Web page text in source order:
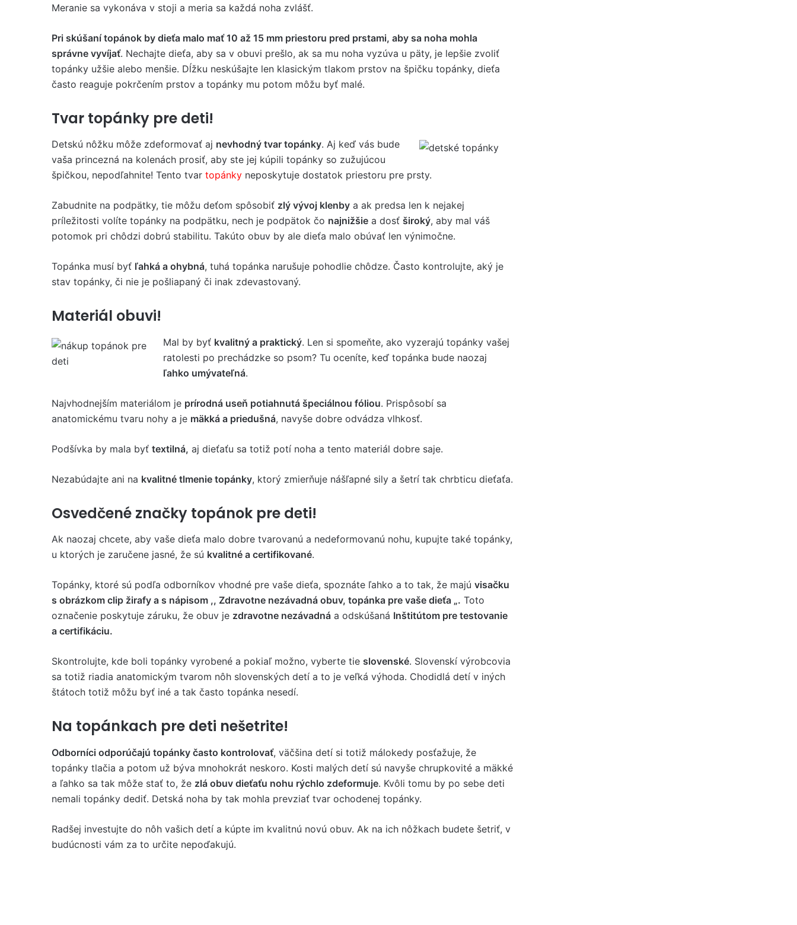
Meranie sa vykonáva v stoji a meria sa každá noha zvlášť.
Pri skúšaní topánok by dieťa malo mať 10 až 15 mm priestoru pred prstami, aby sa noha mohla
správne vyvíjať. Nechajte dieťa, aby sa v obuvi prešlo, ak sa mu noha vyzúva u päty, je lepšie zvoliť
topánky užšie alebo menšie. Dĺžku neskúšajte len klasickým tlakom prstov na špičku topánky, dieťa
často reaguje pokrčením prstov a topánky mu potom môžu byť malé.
Tvar topánky pre deti!
Detskú nôžku môže zdeformovať aj nevhodný tvar topánky. Aj keď vás bude
vaša princezná na kolenách prosiť, aby ste jej kúpili topánky so zužujúcou
špičkou, nepodľahnite! Tento tvar topánky neposkytuje dostatok priestoru pre prsty.
Zabudnite na podpätky, tie môžu deťom spôsobiť zlý vývoj klenby a ak predsa len k nejakej
príležitosti volíte topánky na podpätku, nech je podpätok čo najnižšie a dosť široký, aby mal váš
potomok pri chôdzi dobrú stabilitu. Takúto obuv by ale dieťa malo obúvať len výnimočne.
Topánka musí byť ľahká a ohybná, tuhá topánka narušuje pohodlie chôdze. Často kontrolujte, aký je
stav topánky, či nie je pošliapaný či inak zdevastovaný.
Materiál obuvi!
Mal by byť kvalitný a praktický. Len si spomeňte, ako vyzerajú topánky vašej
ratolesti po prechádzke so psom? Tu oceníte, keď topánka bude naozaj
ľahko umývateľná.
Najvhodnejším materiálom je prírodná useň potiahnutá špeciálnou fóliou. Prispôsobí sa
anatomickému tvaru nohy a je mäkká a priedušná, navyše dobre odvádza vlhkosť.
Podšívka by mala byť textilná, aj dieťaťu sa totiž potí noha a tento materiál dobre saje.
Nezabúdajte ani na kvalitné tlmenie topánky, ktorý zmierňuje nášľapné sily a šetrí tak chrbticu dieťaťa.
Osvedčené značky topánok pre deti!
Ak naozaj chcete, aby vaše dieťa malo dobre tvarovanú a nedeformovanú nohu, kupujte také topánky,
u ktorých je zaručene jasné, že sú kvalitné a certifikované.
Topánky, ktoré sú podľa odborníkov vhodné pre vaše dieťa, spoznáte ľahko a to tak, že majú visačku
s obrázkom clip žirafy a s nápisom ,, Zdravotne nezávadná obuv, topánka pre vaše dieťa „. Toto
označenie poskytuje záruku, že obuv je zdravotne nezávadná a odskúšaná Inštitútom pre testovanie
a certifikáciu.
Skontrolujte, kde boli topánky vyrobené a pokiaľ možno, vyberte tie slovenské. Slovenskí výrobcovia
sa totiž riadia anatomickým tvarom nôh slovenských detí a to je veľká výhoda. Chodidlá detí v iných
štátoch totiž môžu byť iné a tak často topánka nesedí.
Na topánkach pre deti nešetrite!
Odborníci odporúčajú topánky často kontrolovať, väčšina detí si totiž málokedy posťažuje, že
topánky tlačia a potom už býva mnohokrát neskoro. Kosti malých detí sú navyše chrupkovité a mäkké
a ľahko sa tak môže stať to, že zlá obuv dieťaťu nohu rýchlo zdeformuje. Kvôli tomu by po sebe deti
nemali topánky dediť. Detská noha by tak mohla prevziať tvar ochodenej topánky.
Radšej investujte do nôh vašich detí a kúpte im kvalitnú novú obuv. Ak na ich nôžkach budete šetriť, v
budúcnosti vám za to určite nepoďakujú.